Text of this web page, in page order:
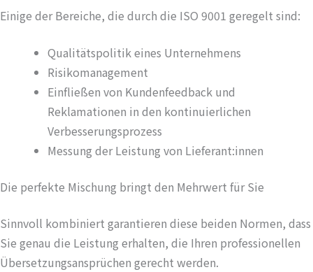
Einige der Bereiche, die durch die ISO 9001 geregelt sind:
Qualitätspolitik eines Unternehmens
Risikomanagement
Einfließen von Kundenfeedback und
Reklamationen in den kontinuierlichen
Verbesserungsprozess
Messung der Leistung von Lieferant:innen
Die perfekte Mischung bringt den Mehrwert für Sie
Sinnvoll kombiniert garantieren diese beiden Normen, dass
Sie genau die Leistung erhalten, die Ihren professionellen
Übersetzungsansprüchen gerecht werden.